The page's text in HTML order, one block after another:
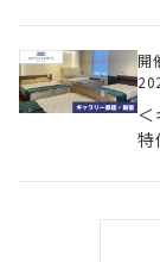
開
特